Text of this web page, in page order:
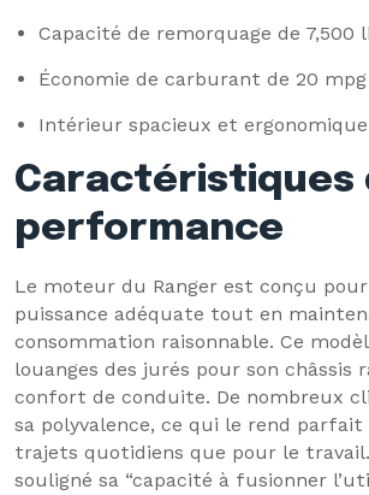
Capacité de remorquage de 7,500
Économie de carburant de 20
Intérieur spacieux et ergonomique
Caractéristiques
performance
Le moteur du Ranger est conçu
puissance adéquate tout en
consommation raisonnable. Ce
louanges des jurés pour son châssis
confort de conduite. De nombreux
sa polyvalence, ce qui le rend
trajets quotidiens que pour le
souligné sa “capacité à fusionner